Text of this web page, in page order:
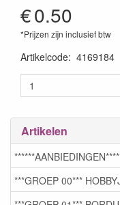
€0.50
*Prijzen zijn inclusief btw
Artikelcode: 4169184
Artikelen
***GROEP 00***